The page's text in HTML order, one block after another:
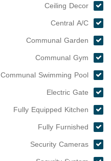
Ceiling Decor
Central A/C
Communal Garden
Communal Gym
Communal Swimming Pool
Electric Gate
Fully Equipped Kitchen
Fully Furnished
Security Cameras